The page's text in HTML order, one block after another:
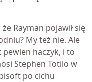
Rayman pojawił się
My też nie. Ale
haczyk, i to
Stephen Totilo w
po cichu